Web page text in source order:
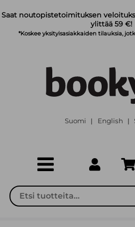
Saat noutopistetoimituksen
ylittää 59 €!
*Koskee yksityisasiakkaiden tilauksia,
Suomi | English |